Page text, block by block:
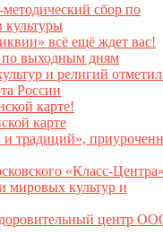
сбор по
культуры
всё ещё ждет вас!
по выходным дням
и религий
России
карте!
карте
традиций»,
«Класс-
мировых культур и
центр